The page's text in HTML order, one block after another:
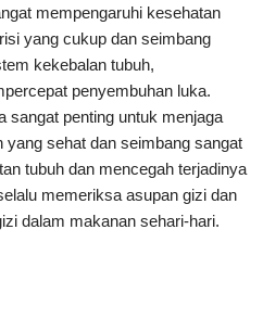
mempengaruhi kesehatan
yang cukup dan seimbang
kekebalan tubuh,
penyembuhan luka.
sangat penting untuk menjaga
yang sehat dan seimbang sangat
tubuh dan mencegah terjadinya
memeriksa asupan gizi dan
dalam makanan sehari-hari.